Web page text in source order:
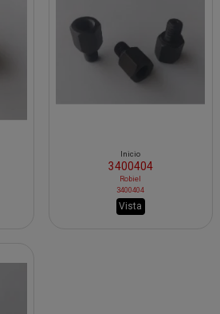
Inicio
3400404
Robiel
3400404
Vista